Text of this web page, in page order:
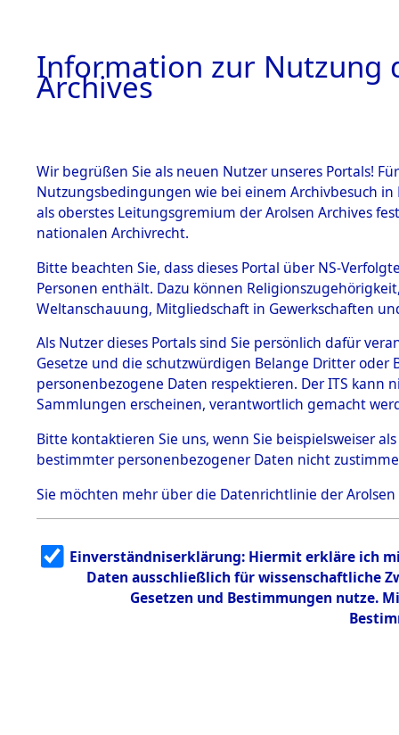
BESTÄNDE
1.
Inhaftierungsdoku
mente
1.2.9 Beim ITS
Effekten
1.2.9.1
Effekten aus
dem KZ
Dachau
1.2.9.2
Effekten aus
dem KZ
Bayerisches
1.2.9.3
Effekten aus
dem KZ
Neuengamm
0010
Information zur Nutzung
Archives
Wir begrüßen Sie als neuen Nutzer unseres Portals!
Nutzungsbedingungen wie bei einem Archivbesuch
als oberstes Leitungsgremium der Arolsen Archives
nationalen Archivrecht.
Bitte beachten Sie, dass dieses Portal über NS-
Personen enthält. Dazu können
Weltanschauung, Mitgliedschaft in Gewerkschaften
Als Nutzer dieses Portals sind Sie persönlich dafür
Gesetze und die schutzwürdigen Belange Dritter
personenbezogene Daten respektieren. Der ITS
Sammlungen erscheinen, verantwortlich gemacht
Bitte kontaktieren Sie uns, wenn Sie beispielsweiser
bestimmter personenbezogener Daten nicht
Sie möchten mehr über die Datenrichtlinie der Arolsen
Einverständniserklärung: Hiermit erkläre ich
Daten ausschließlich für wissenschaftliche
Gesetzen und Bestimmungen nutze.